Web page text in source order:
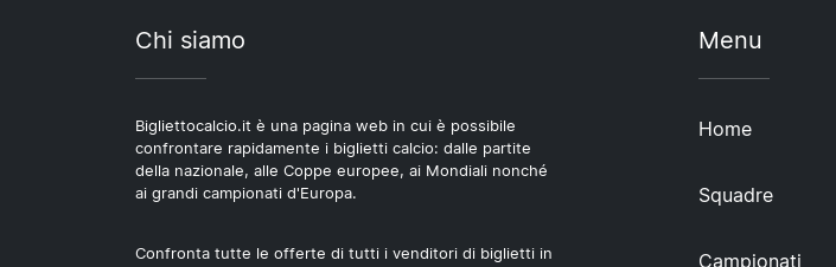
Chi siamo
Bigliettocalcio.it è una pagina web in cui è possibile
confrontare rapidamente i biglietti calcio: dalle partite
della nazionale, alle Coppe europee, ai Mondiali nonché
ai grandi campionati d'Europa.
Confronta tutte le offerte di tutti i venditori di biglietti in
Menu
Home
Squadre
Campionati